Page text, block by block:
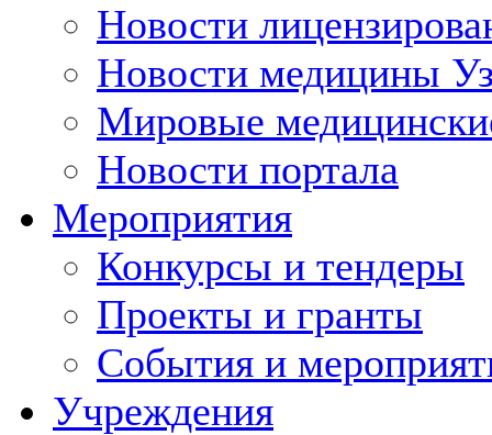
Новости
Новости медицины
Мировые
Новости портала
Мероприятия
Конкурсы и тендеры
Проекты и гранты
События и
Учреждения